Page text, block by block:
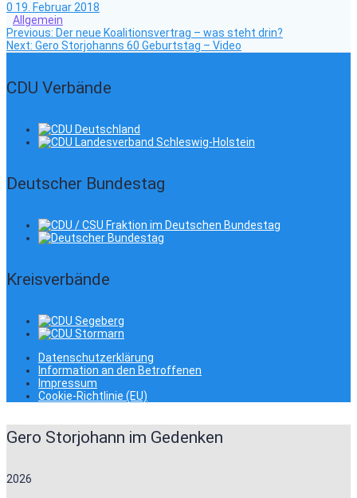
0 19. Februar 2018
Allgemein
Beitragsnavigation
Previous: Previous
post:
Der neue Koalitionsvertrag – was steht drin?
Next: Next
Gero Storjohanns 60 Geburtstag – Video
CDU Verbände
Deutscher Bundestag
Kreisverbände
Datenschutzerklärung
Information an den Betroffenen
Impressum
Cookie-Richtlinie (EU)
Gero Storjohann im Gedenken
2026